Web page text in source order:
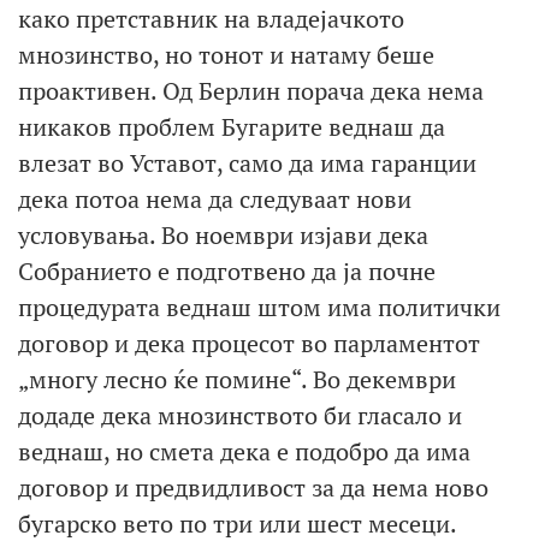
како претставник на владејачкото
мнозинство, но тонот и натаму беше
проактивен. Од Берлин порача дека нема
никаков проблем Бугарите веднаш да
влезат во Уставот, само да има гаранции
дека потоа нема да следуваат нови
условувања. Во ноември изјави дека
Собранието е подготвено да ја почне
процедурата веднаш штом има политички
договор и дека процесот во парламентот
„многу лесно ќе помине“. Во декември
додаде дека мнозинството би гласало и
веднаш, но смета дека е подобро да има
договор и предвидливост за да нема ново
бугарско вето по три или шест месеци.